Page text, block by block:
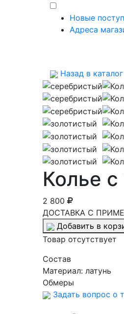
Новые
Адреса
Назад в каталог
Колье
2 800
ДОСТАВКА С
Добавить в
Товар отсутствует
Cостав
Материал: латунь
Обмеры
Задать вопрос о